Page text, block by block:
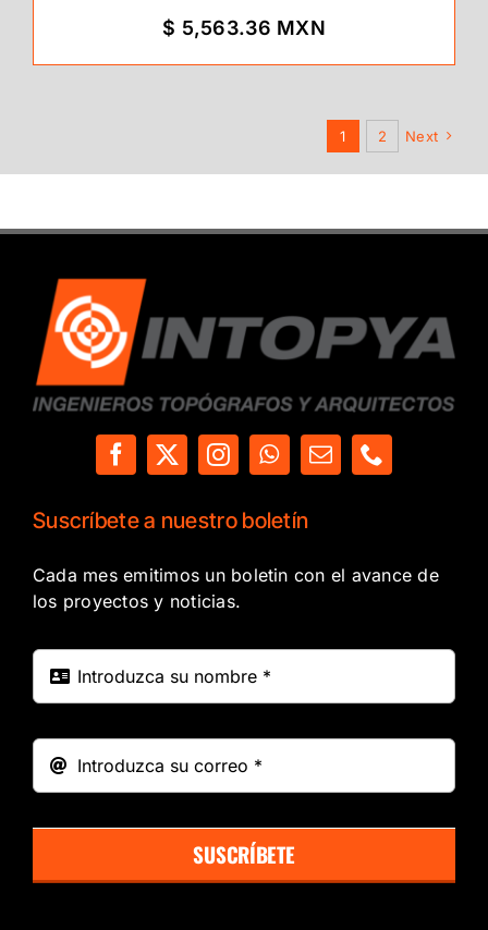
$ 5,563.36 MXN
1 2 Next
Suscríbete a nuestro boletín
Cada mes emitimos un boletin con el avance de
los proyectos y noticias.
SUSCRÍBETE